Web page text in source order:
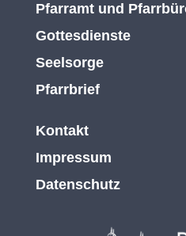
Pfarramt und
Gottesdienste
Seelsorge
Pfarrbrief
Kontakt
Impressum
Datenschutz